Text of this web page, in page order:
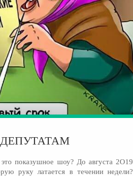
показушное шоу? До августа 2О19
руку латается в течении недели?